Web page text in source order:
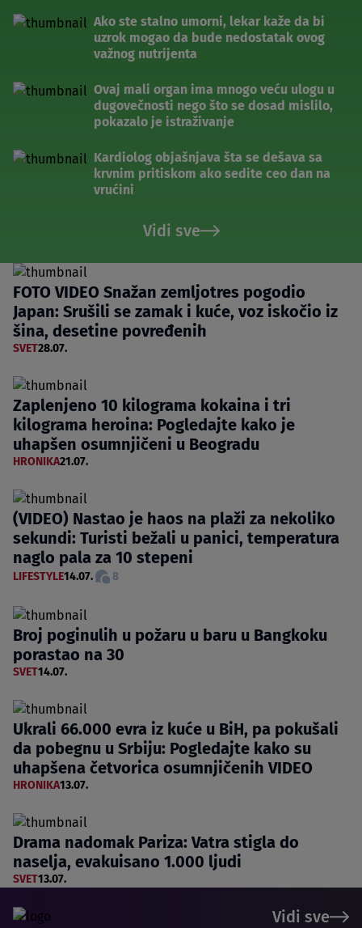
Ako ste stalno umorni, lekar kaže da bi
uzrok mogao da bude nedostatak ovog
važnog nutrijenta
Ovaj mali organ ima mnogo veću ulogu u
dugovečnosti nego što se dosad mislilo,
pokazalo je istraživanje
Kardiolog objašnjava šta se dešava sa
krvnim pritiskom ako sedite ceo dan na
vrućini
Vidi sve
FOTO VIDEO Snažan zemljotres pogodio
Japan: Srušili se zamak i kuće, voz iskočio iz
šina, desetine povređenih
SVET28.07.
Zaplenjeno 10 kilograma kokaina i tri
kilograma heroina: Pogledajte kako je
uhapšen osumnjičeni u Beogradu
HRONIKA21.07.
(VIDEO) Nastao je haos na plaži za nekoliko
sekundi: Turisti bežali u panici, temperatura
naglo pala za 10 stepeni
LIFESTYLE14.07. 8
Broj poginulih u požaru u baru u Bangkoku
porastao na 30
SVET14.07.
Ukrali 66.000 evra iz kuće u BiH, pa pokušali
da pobegnu u Srbiju: Pogledajte kako su
uhapšena četvorica osumnjičenih VIDEO
HRONIKA13.07.
Drama nadomak Pariza: Vatra stigla do
naselja, evakuisano 1.000 ljudi
SVET13.07.
Vidi sve